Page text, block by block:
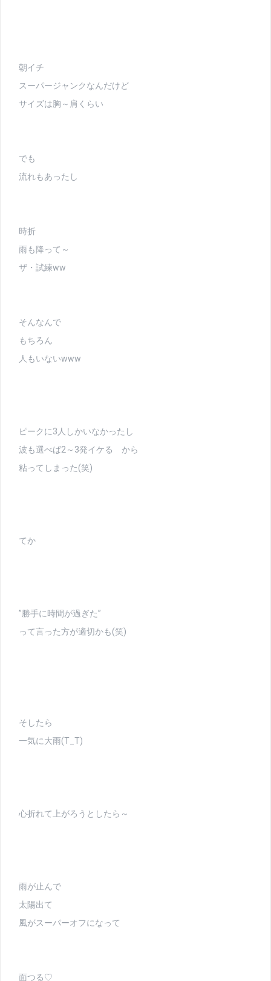
朝イチ
スーパージャンクなんだけど
サイズは胸～肩くらい
でも
流れもあったし
時折
雨も降って～
ザ・試練ww
そんなんで
もちろん
人もいないwww
ピークに3人しかいなかったし
波も選べば2～3発イケる から
粘ってしまった(笑)
てか
”勝手に時間が過ぎた”
って言った方が適切かも(笑)
そしたら
一気に大雨(T_T)
心折れて上がろうとしたら～
雨が止んで
太陽出て
風がスーパーオフになって
面つる♡